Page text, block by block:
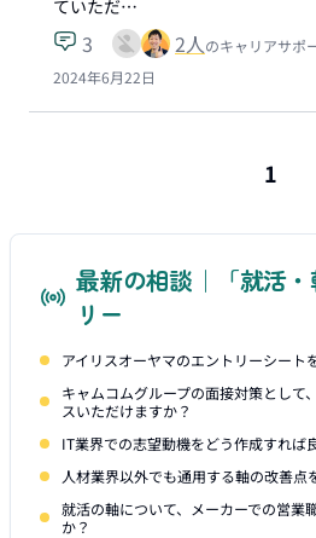
ていただ…
3 2人のキャリアサポ
2024年6月22日
1
最新の相談｜「就活
リー
アイリスオーヤマのエントリーシート
キャムコムグループの面接対策として
スいただけますか？
IT業界での志望動機をどう作成すれば
人材業界以外でも通用する軸の改善点
就活の軸について、メーカーでの営業
か？